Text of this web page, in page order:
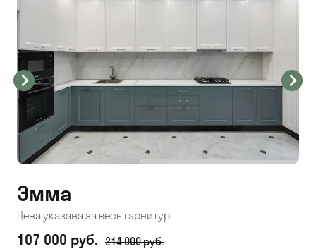
Эмма
Цена указана за весь гарнитур
107 000 руб. 214 000 руб.